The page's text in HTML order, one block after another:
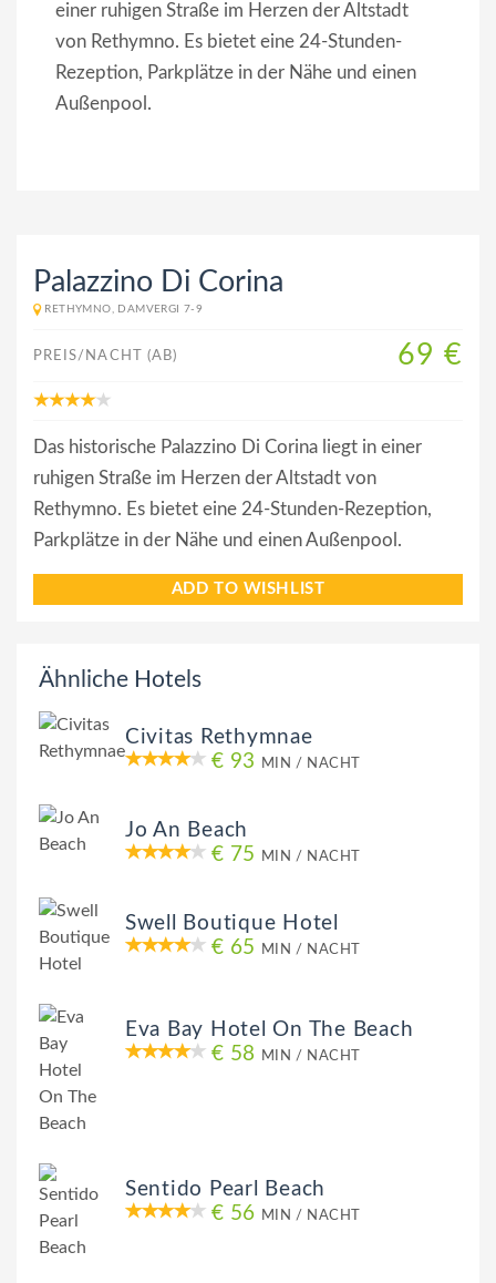
einer ruhigen Straße im Herzen der Altstadt
von Rethymno. Es bietet eine 24-Stunden-
Rezeption, Parkplätze in der Nähe und einen
Außenpool.
Palazzino Di Corina
RETHYMNO, DAMVERGI 7-9
PREIS/NACHT (AB) 69 €
Das historische Palazzino Di Corina liegt in einer
ruhigen Straße im Herzen der Altstadt von
Rethymno. Es bietet eine 24-Stunden-Rezeption,
Parkplätze in der Nähe und einen Außenpool.
ADD TO WISHLIST
Ähnliche Hotels
Civitas Rethymnae
€ 93
MIN / NACHT
Jo An Beach
€ 75
MIN / NACHT
Swell Boutique Hotel
€ 65
MIN / NACHT
Eva Bay Hotel On The Beach
€ 58
MIN / NACHT
Sentido Pearl Beach
€ 56 MIN / NACHT